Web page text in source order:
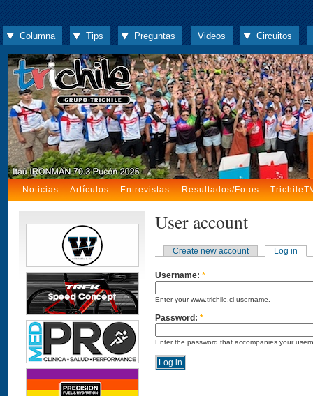
Columna Tips Preguntas Videos Circuitos
Noticias Artículos Entrevistas Resultados/Fotos
User account
Create new account Log in
Username: *
Enter your www.trichile.cl username.
Password: *
Enter the password that accompanies your